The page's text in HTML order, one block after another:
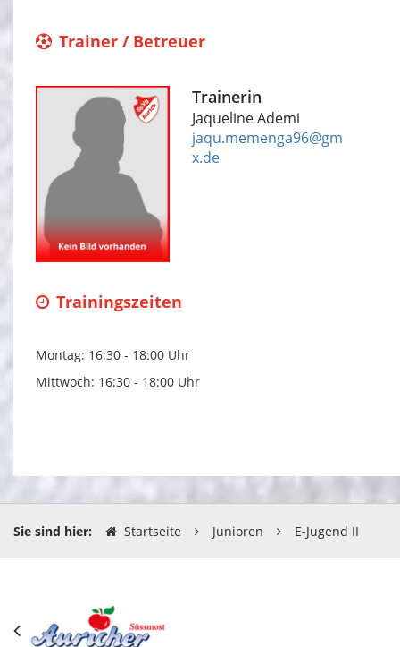
Trainer / Betreuer
Trainerin
Jaqueline Ademi
jaqu.memenga96@gm
x.de
Trainingszeiten
Montag: 16:30 - 18:00 Uhr
Mittwoch: 16:30 - 18:00 Uhr
Sie sind hier: Startseite Junioren E-Jugend II